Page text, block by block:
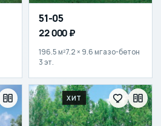
51-05
22 000 ₽
196.5 м²7.2 × 9.6 мгазо-бетон
3 эт.
ХИТ